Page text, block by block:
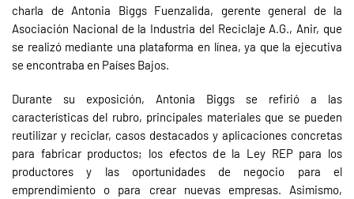
charla de Antonia Biggs Fuenzalida, gerente general de la
Asociación Nacional de la Industria del Reciclaje A.G., Anir, que
se realizó mediante una plataforma en línea, ya que la ejecutiva
se encontraba en Países Bajos.
Durante su exposición, Antonia Biggs se refirió a las
características del rubro, principales materiales que se pueden
reutilizar y reciclar, casos destacados y aplicaciones concretas
para fabricar productos; los efectos de la Ley REP para los
productores y las oportunidades de negocio para el
emprendimiento o para crear nuevas empresas. Asimismo,